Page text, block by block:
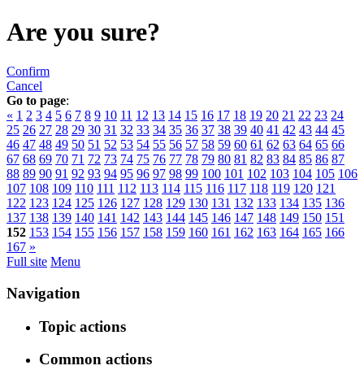
Are you sure?
Confirm
Cancel
Go to page:
« 1 2 3 4 5 6 7 8 9 10 11 12 13 14 15 16 17 18 19 20 21 22 23 24
25 26 27 28 29 30 31 32 33 34 35 36 37 38 39 40 41 42 43 44 45
46 47 48 49 50 51 52 53 54 55 56 57 58 59 60 61 62 63 64 65 66
67 68 69 70 71 72 73 74 75 76 77 78 79 80 81 82 83 84 85 86 87
88 89 90 91 92 93 94 95 96 97 98 99 100 101 102 103 104 105 106
107 108 109 110 111 112 113 114 115 116 117 118 119 120 121
122 123 124 125 126 127 128 129 130 131 132 133 134 135 136
137 138 139 140 141 142 143 144 145 146 147 148 149 150 151
152 153 154 155 156 157 158 159 160 161 162 163 164 165 166
167 »
Full site Menu
Navigation
Topic actions
Common actions